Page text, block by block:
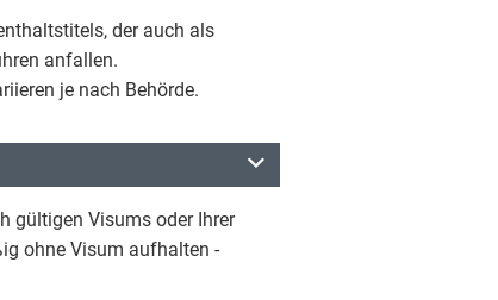
der auch als
anfallen.
je nach Behörde.
gültigen Visums oder Ihrer
ohne Visum aufhalten -